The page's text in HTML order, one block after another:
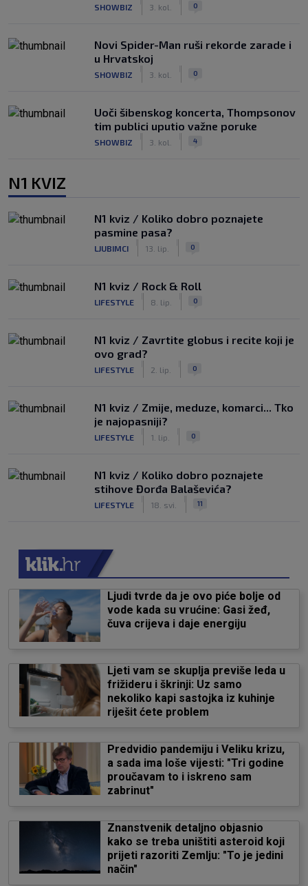
SHOWBIZ 3. kol. 0
Novi Spider-Man ruši rekorde zarade i
u Hrvatskoj
SHOWBIZ 3. kol. 0
Uoči šibenskog koncerta, Thompsonov
tim publici uputio važne poruke
SHOWBIZ 3. kol. 4
N1 KVIZ
N1 kviz / Koliko dobro poznajete
pasmine pasa?
LJUBIMCI 13. lip. 0
N1 kviz / Rock & Roll
LIFESTYLE 8. lip. 0
N1 kviz / Zavrtite globus i recite koji je
ovo grad?
LIFESTYLE 2. lip. 0
N1 kviz / Zmije, meduze, komarci... Tko
je najopasniji?
LIFESTYLE 1. lip. 0
N1 kviz / Koliko dobro poznajete
stihove Đorđa Balaševića?
LIFESTYLE 18. svi. 11
Ljudi tvrde da je ovo piće bolje od
vode kada su vrućine: Gasi žeđ,
čuva crijeva i daje energiju
Ljeti vam se skuplja previše leda u
frižideru i škrinji: Uz samo
nekoliko kapi sastojka iz kuhinje
riješit ćete problem
Predvidio pandemiju i Veliku krizu,
a sada ima loše vijesti: "Tri godine
proučavam to i iskreno sam
zabrinut"
Znanstvenik detaljno objasnio
kako se treba uništiti asteroid koji
prijeti razoriti Zemlju: "To je jedini
način"